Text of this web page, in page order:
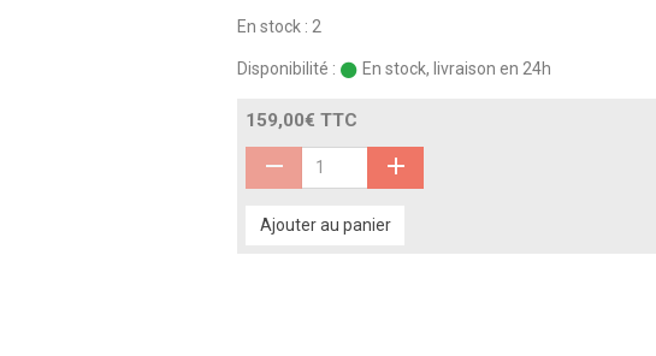
En stock : 2
Disponibilité : En stock, livraison en 24h
159,00€ TTC
Ajouter au panier